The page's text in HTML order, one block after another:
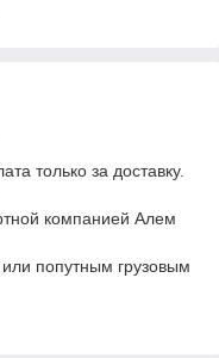
только за доставку.
компанией Алем
или попутным грузовым